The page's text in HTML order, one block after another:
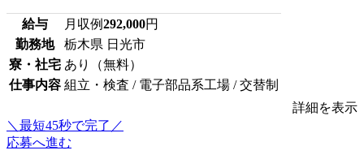
給与 月収例292,000円
勤務地
栃木県 日光市
寮・社宅 あり（無料）
仕事内容 組立・検査 / 電子部品系工場 / 交替制
詳細を表示
＼最短45秒で完了／
応募へ進む